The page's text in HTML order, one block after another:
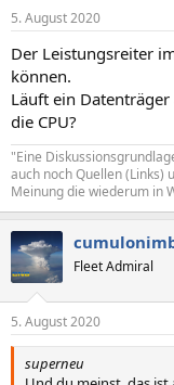
e
:
5. August 2020
Der Leistungsreiter
können.
Läuft ein
die CPU?
"Eine
auch noch Quellen (Links)
Meinung die wiederum in
Fleet Admiral
5. August 2020
superneu